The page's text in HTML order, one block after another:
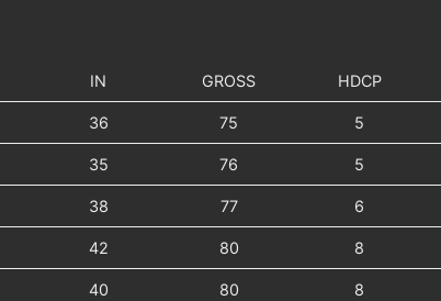
IN GROSS HDCP
36 75 5
35 76 5
38 77 6
42 80 8
40 80 8